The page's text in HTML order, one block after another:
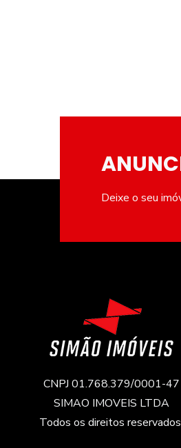
Deixe o seu
CNPJ 01.768.379/0001-47
SIMAO IMOVEIS LTDA
Todos os direitos